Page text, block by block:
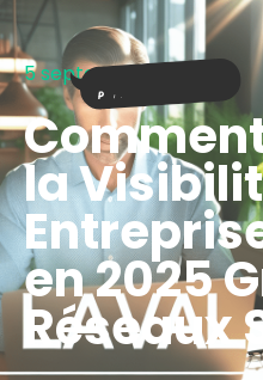
5 septembre 2025
la
en 2025
Réseaux